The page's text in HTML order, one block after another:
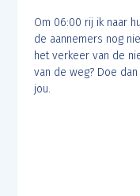
Om 06:00 rij ik naar
de aannemers nog
het verkeer van de
van de weg? Doe
jou.